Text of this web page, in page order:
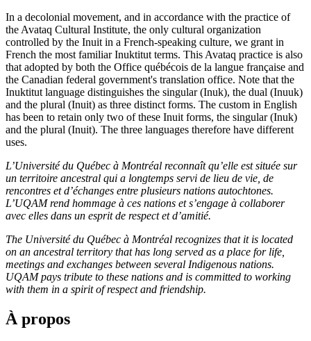
In a decolonial movement, and in accordance with the practice of
the Avataq Cultural Institute, the only cultural organization
controlled by the Inuit in a French-speaking culture, we grant in
French the most familiar Inuktitut terms. This Avataq practice is also
that adopted by both the Office québécois de la langue française and
the Canadian federal government's translation office. Note that the
Inuktitut language distinguishes the singular (Inuk), the dual (Inuuk)
and the plural (Inuit) as three distinct forms. The custom in English
has been to retain only two of these Inuit forms, the singular (Inuk)
and the plural (Inuit). The three languages therefore have different
uses.
L’Université du Québec à Montréal reconnaît qu’elle est située sur
un territoire ancestral qui a longtemps servi de lieu de vie, de
rencontres et d’échanges entre plusieurs nations autochtones.
L’UQAM rend hommage à ces nations et s’engage à collaborer
avec elles dans un esprit de respect et d’amitié.
The Université du Québec à Montréal recognizes that it is located
on an ancestral territory that has long served as a place for life,
meetings and exchanges between several Indigenous nations.
UQAM pays tribute to these nations and is committed to working
with them in a spirit of respect and friendship.
À propos